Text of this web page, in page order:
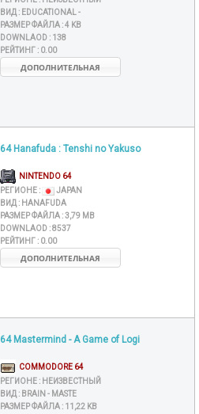
ВИД : EDUCATIONAL -
РАЗМЕР ФАЙЛА :4 KB
DOWNLAOD : 138
РЕЙТИНГ : 0.00
ДОПОЛНИТЕЛЬНАЯ
64 Hanafuda : Tenshi no Yakuso
NINTENDO 64
РЕГИОНЕ :
JAPAN
ВИД : HANAFUDA
РАЗМЕР ФАЙЛА :3,79 MB
DOWNLAOD :8537
РЕЙТИНГ : 0.00
ДОПОЛНИТЕЛЬНАЯ
64 Mastermind - A Game of Logi
COMMODORE 64
РЕГИОНЕ : НЕИЗВЕСТНЫЙ
ВИД : BRAIN - MASTE
РАЗМЕР ФАЙЛА : 11,22 KB